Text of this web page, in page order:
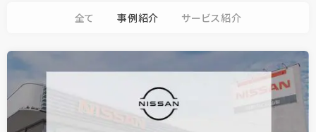
全て 事例紹介 サービス紹介